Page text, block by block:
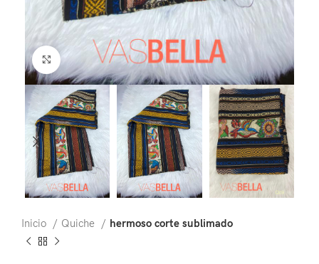
Click to enlarge
Inicio Quiche hermoso corte sublimado